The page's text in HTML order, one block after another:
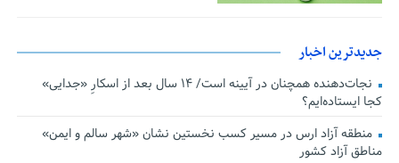
جدیدترین اخبار
نجات‌دهنده‌ همچنان در آیینه است/ ۱۴ سال بعد از اسکارِ «جدایی»
کجا ایستاده‌ایم؟
منطقه آزاد ارس در مسیر کسب نخستین نشان «شهر سالم و ایمن»
مناطق آزاد کشور